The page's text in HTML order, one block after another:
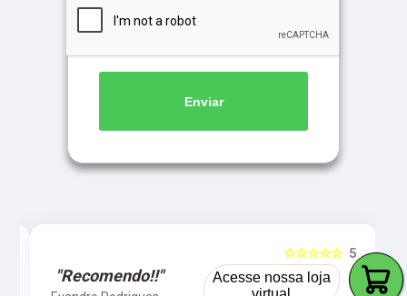
Enviar
5
☆☆☆☆☆
"Recomendo!!"
Acesse nossa loja